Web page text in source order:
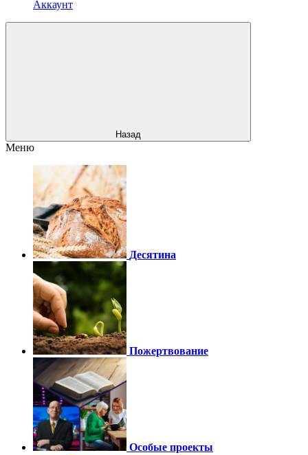
Аккаунт
Назад
Меню
Десятина
Пожертвование
Особые проекты